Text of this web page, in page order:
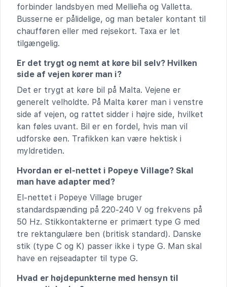
forbinder landsbyen med Mellieħa og Valletta.
Busserne er pålidelige, og man betaler kontant til
chaufføren eller med rejsekort. Taxa er let
tilgængelig.
Er det trygt og nemt at køre bil selv? Hvilken
side af vejen kører man i?
Det er trygt at køre bil på Malta. Vejene er
generelt velholdte. På Malta kører man i venstre
side af vejen, og rattet sidder i højre side, hvilket
kan føles uvant. Bil er en fordel, hvis man vil
udforske øen. Trafikken kan være hektisk i
myldretiden.
Hvordan er el-nettet i Popeye Village? Skal
man have adapter med?
El-nettet i Popeye Village bruger
standardspænding på 220-240 V og frekvens på
50 Hz. Stikkontakterne er primært type G med
tre rektangulære ben (britisk standard). Danske
stik (type C og K) passer ikke i type G. Man skal
have en rejseadapter til type G.
Hvad er højdepunkterne med hensyn til